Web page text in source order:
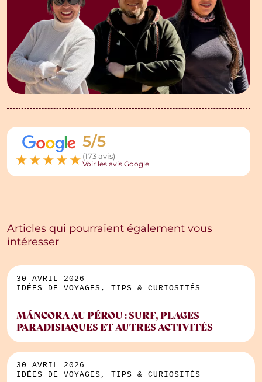
★★★★★
5/5
(173 avis)
Voir les avis Google
Articles qui pourraient également vous
intéresser
30 AVRIL 2026
IDÉES DE VOYAGES, TIPS & CURIOSITÉS
MÁNCORA AU PÉROU : SURF, PLAGES
PARADISIAQUES ET AUTRES ACTIVITÉS
30 AVRIL 2026
IDÉES DE VOYAGES, TIPS & CURIOSITÉS